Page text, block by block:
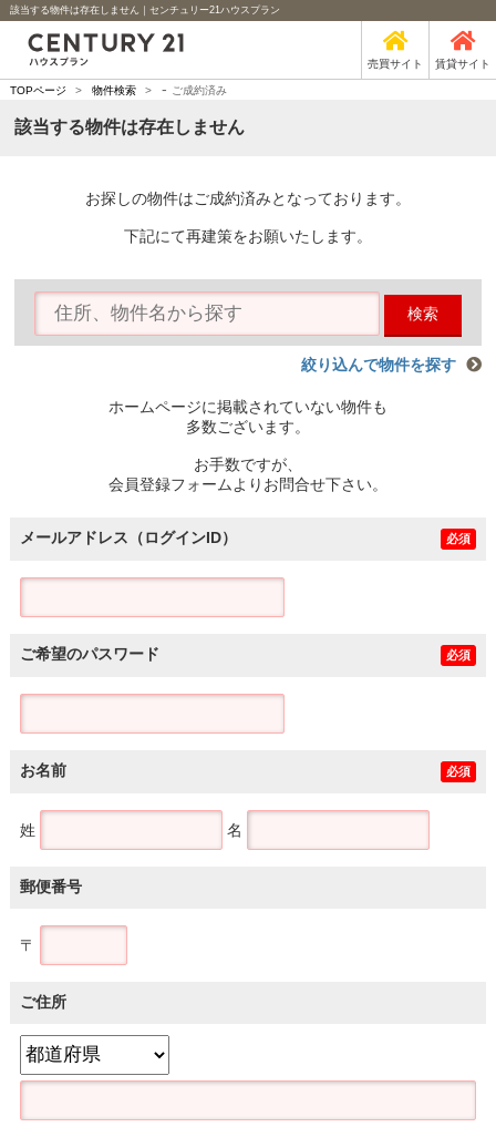
該当する物件は存在しません｜センチュリー21ハウスプラン
売買サイト 賃貸サイト
TOPページ > 物件検索 > - ご成約済み
該当する物件は存在しません
お探しの物件はご成約済みとなっております。
下記にて再建策をお願いたします。
検索
絞り込んで物件を探す
ホームページに掲載されていない物件も
多数ございます。
お手数ですが、
会員登録フォームよりお問合せ下さい。
メールアドレス（ログインID） 必須
ご希望のパスワード 必須
お名前 必須
姓 名
郵便番号
〒
ご住所